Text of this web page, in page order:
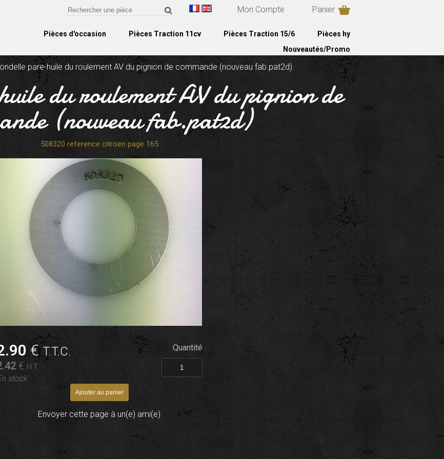
Mon Compte Panier
Pièces d'occasion Pièces Traction 11cv Pièces Traction 15/6
Pièces hy
Nouveautés/Promo
pare-huile du roulement AV du pignion de commande (nouveau fab.pat2d)
du roulement AV du pignion de
(nouveau fab.pat2d)
508320 reference citroen page 165
.90€T.T.C.
.42 € H.T.
stock
Quantité
Envoyer cette page à un(e) ami(e)